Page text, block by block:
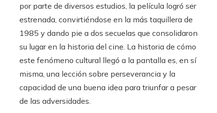
por parte de diversos estudios, la película logró ser
estrenada, convirtiéndose en la más taquillera de
1985 y dando pie a dos secuelas que consolidaron
su lugar en la historia del cine. La historia de cómo
este fenómeno cultural llegó a la pantalla es, en sí
misma, una lección sobre perseverancia y la
capacidad de una buena idea para triunfar a pesar
de las adversidades.